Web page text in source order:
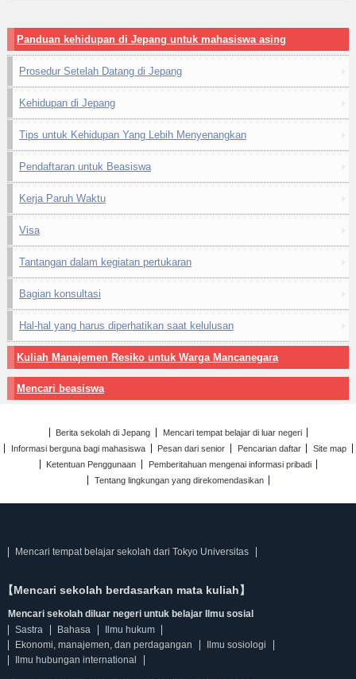
Panduan kehidupan di Jepang untuk mahasiswa asing
Prosedur Setelah Datang di Jepang
Kehidupan di Jepang
Tips untuk Kehidupan Yang Lebih Menyenangkan
Pendaftaran untuk Beasiswa
Kerja Paruh Waktu
Visa
Tantangan dalam kegiatan pertukaran
Bagian konsultasi
Hal-hal yang harus diperhatikan saat kelulusan
Kuliah Manajemen Resiko untuk Warga Mancanegara
Mencari beasiswa
Berita sekolah di Jepang
Mencari tempat belajar di luar negeri
Informasi berguna bagi mahasiswa
Pesan dari senior Pencarian daftar
Site map
Ketentuan Penggunaan
Pemberitahuan mengenai informasi pribadi
Tentang lingkungan yang direkomendasikan
Mencari tempat belajar sekolah dari Tokyo Universitas
【Mencari sekolah berdasarkan mata kuliah】
Mencari sekolah diluar negeri untuk belajar Ilmu sosial
Sastra
Bahasa
Ilmu hukum
Ekonomi, manajemen, dan perdagangan
Ilmu sosiologi
Ilmu hubungan international